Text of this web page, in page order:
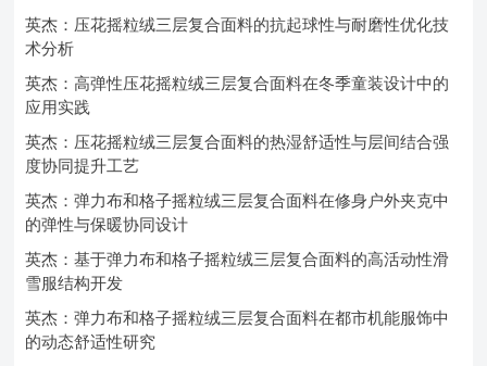
英杰：压花摇粒绒三层复合面料的抗起球性与耐磨性优化技
术分析
英杰：高弹性压花摇粒绒三层复合面料在冬季童装设计中的
应用实践
英杰：压花摇粒绒三层复合面料的热湿舒适性与层间结合强
度协同提升工艺
英杰：弹力布和格子摇粒绒三层复合面料在修身户外夹克中
的弹性与保暖协同设计
英杰：基于弹力布和格子摇粒绒三层复合面料的高活动性滑
雪服结构开发
英杰：弹力布和格子摇粒绒三层复合面料在都市机能服饰中
的动态舒适性研究